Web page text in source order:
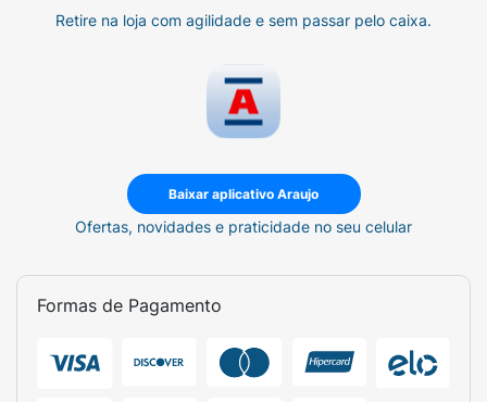
Retire na loja com agilidade e sem passar pelo caixa.
Baixar aplicativo Araujo
Ofertas, novidades e praticidade no seu celular
Formas de Pagamento